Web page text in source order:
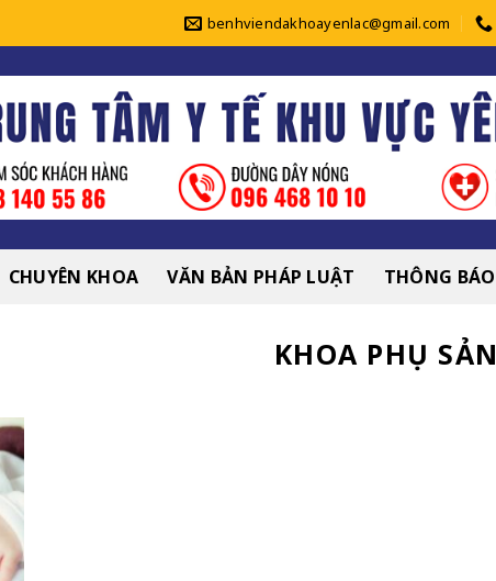
benhviendakhoayenlac@gmail.com
CHUYÊN KHOA VĂN BẢN PHÁP LUẬT THÔNG BÁO
KHOA PHỤ SẢN